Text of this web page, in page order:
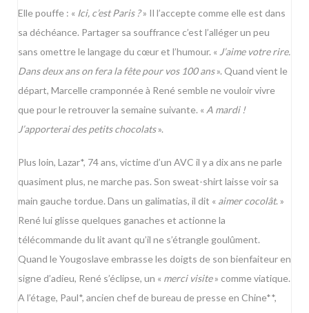
Elle pouffe : « Ici, c’est Paris ?» Il l’accepte comme elle est dans
sa déchéance. Partager sa souffrance c’est l’alléger un peu
sans omettre le langage du cœur et l’humour. « J’aime votre rire.
Dans deux ans on fera la fête pour vos 100 ans». Quand vient le
départ, Marcelle cramponnée à René semble ne vouloir vivre
que pour le retrouver la semaine suivante. « A mardi !
J’apporterai des petits chocolats».
Plus loin, Lazar*, 74 ans, victime d’un AVC il y a dix ans ne parle
quasiment plus, ne marche pas. Son sweat-shirt laisse voir sa
main gauche tordue. Dans un galimatias, il dit « aimer cocolât. »
René lui glisse quelques ganaches et actionne la
télécommande du lit avant qu’il ne s’étrangle goulûment.
Quand le Yougoslave embrasse les doigts de son bienfaiteur en
signe d’adieu, René s’éclipse, un « merci visite» comme viatique.
A l’étage, Paul*, ancien chef de bureau de presse en Chine**,